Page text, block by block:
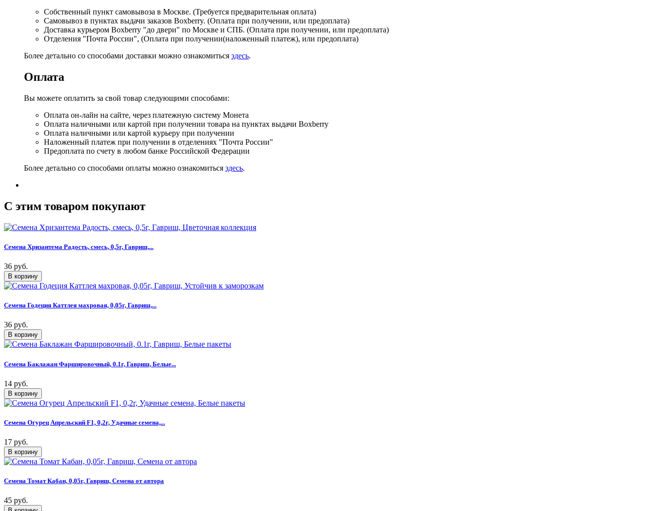
Собственный пункт самовывоза в Москве. (Требуется предварительная оплата)
Самовывоз в пунктах выдачи заказов Boxberry. (Оплата при получении, или предоплата)
Доставка курьером Boxberry "до двери" по Москве и СПБ. (Оплата при получении, или предоплата)
Отделения "Почта России", (Оплата при получении(наложенный платеж), или предоплата)
Более детально со способами доставки можно ознакомиться здесь.
Оплата
Вы можете оплатить за свой товар следующими способами:
Оплата он-лайн на сайте, через платежную систему Монета
Оплата наличными или картой при получении товара на пунктах выдачи Boxberry
Оплата наличными или картой курьеру при получении
Наложенный платеж при получении в отделениях "Почта России"
Предоплата по счету в любом банке Российской Федерации
Более детально со способами оплаты можно ознакомиться здесь.
C этим товаром покупают
Семена Хризантема Радость, смесь, 0,5г, Гавриш,...
36 руб.
Семена Годеция Каттлея махровая, 0,05г, Гавриш,...
36 руб.
Семена Баклажан Фаршировочный, 0.1г, Гавриш, Белые...
14 руб.
Семена Огурец Апрельский F1, 0,2г, Удачные семена,...
17 руб.
Семена Томат Кабан, 0,05г, Гавриш, Семена от автора
45 руб.